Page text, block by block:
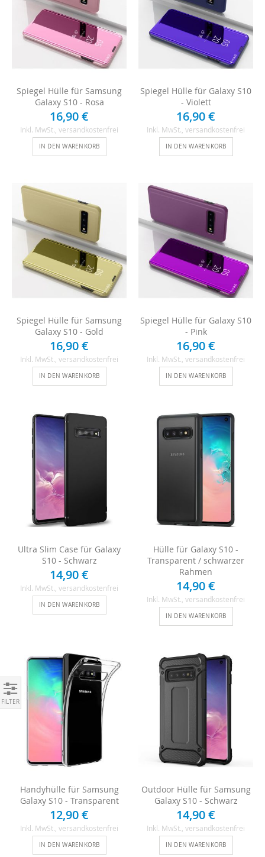
Spiegel Hülle für Samsung
Galaxy S10 - Rosa
16,90 €
Inkl. MwSt., versandkostenfrei
IN DEN WARENKORB
Spiegel Hülle für Galaxy S10
- Violett
16,90 €
Inkl. MwSt., versandkostenfrei
IN DEN WARENKORB
Spiegel Hülle für Samsung
Galaxy S10 - Gold
16,90 €
Inkl. MwSt. , versandkostenfrei
IN DEN WARENKORB
Spiegel Hülle für Galaxy S10
- Pink
16,90 €
Inkl. MwSt. , versandkostenfrei
IN DEN WARENKORB
Ultra Slim Case für Galaxy
S10 - Schwarz
14,90 €
Inkl. MwSt. , versandkostenfrei
IN DEN WARENKORB
Hülle für Galaxy S10 -
Transparent / schwarzer
Rahmen
14,90 €
Inkl. MwSt. , versandkostenfrei
IN DEN WARENKORB
Handyhülle für Samsung
Galaxy S10 - Transparent
12,90 €
Inkl. MwSt., versandkostenfrei
IN DEN WARENKORB
Outdoor Hülle für Samsung
Galaxy S10 - Schwarz
14,90 €
Inkl. MwSt., versandkostenfrei
IN DEN WARENKORB
Einkaufen nach